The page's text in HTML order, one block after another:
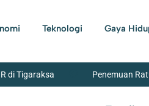
Teknologi Gaya
di Tigaraksa Penemuan